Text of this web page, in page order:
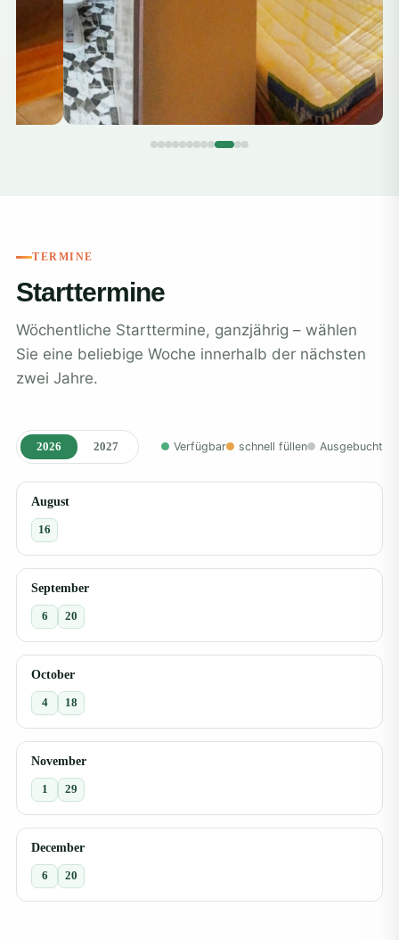
TERMINE
Starttermine
Wöchentliche Starttermine, ganzjährig – wählen
Sie eine beliebige Woche innerhalb der nächsten
zwei Jahre.
2026 2027 Verfügbar schnell füllen Ausgebucht
August
16
September
6 20
October
4 18
November
1 29
December
6 20